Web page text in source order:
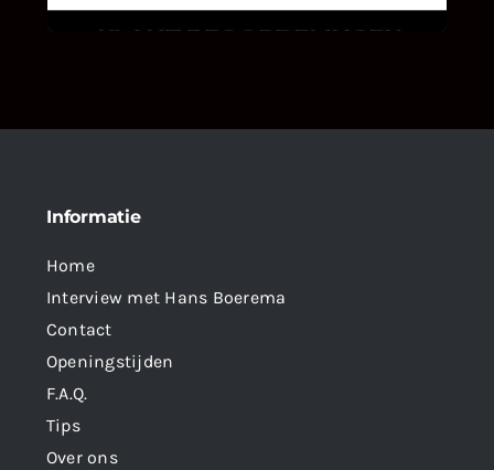
Informatie
Home
Interview met Hans Boerema
Contact
Openingstijden
F.A.Q.
Tips
Over ons